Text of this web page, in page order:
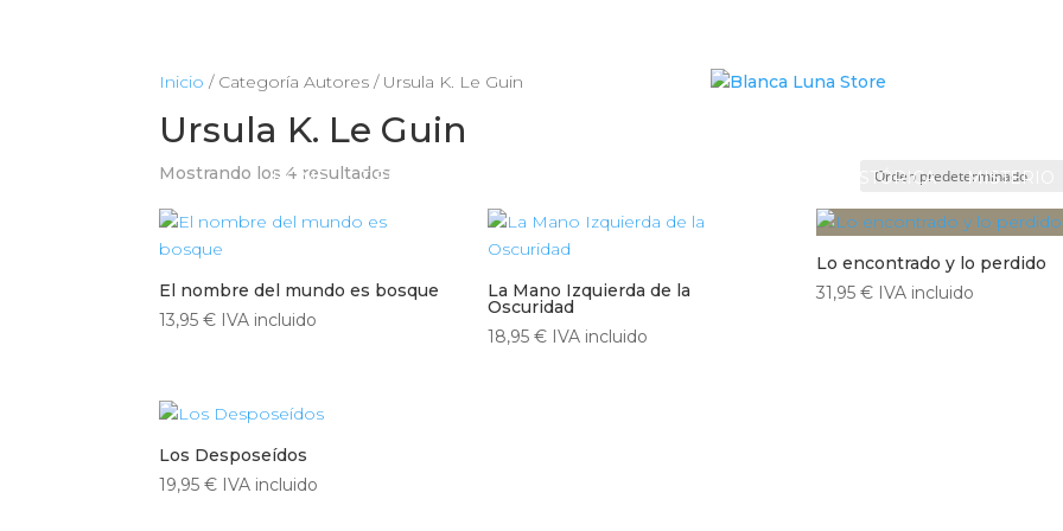
HOME TIENDA NOVELA HISTÓRICA MISTERIO
Inicio / Categoría Autores / Ursula K. Le Guin
Ursula K. Le Guin
Mostrando los 4 resultados
El nombre del mundo es bosque
13,95€ IVA incluido
La Mano Izquierda de la
Oscuridad
18,95€ IVA incluido
Lo encontrado y lo perdido
31,95€ IVA incluido
Los Desposeídos
19,95€ IVA incluido